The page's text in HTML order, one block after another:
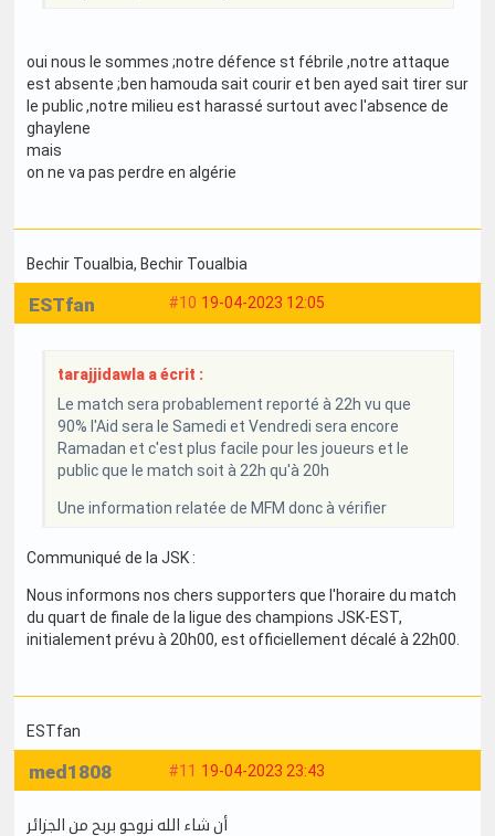
oui nous le sommes ;notre défence st fébrile ,notre attaque
est absente ;ben hamouda sait courir et ben ayed sait tirer sur
le public ,notre milieu est harassé surtout avec l'absence de
ghaylene
mais
on ne va pas perdre en algérie
Bechir Toualbia, Bechir Toualbia
#10 19-04-2023 12:05
ESTfan
tarajjidawla a écrit :
Le match sera probablement reporté à 22h vu que
90% l'Aid sera le Samedi et Vendredi sera encore
Ramadan et c'est plus facile pour les joueurs et le
public que le match soit à 22h qu'à 20h
Une information relatée de MFM donc à vérifier
Communiqué de la JSK :
Nous informons nos chers supporters que l'horaire du match
du quart de finale de la ligue des champions JSK-EST,
initialement prévu à 20h00, est officiellement décalé à 22h00.
ESTfan
#11 19-04-2023 23:43
med1808
أن شاء الله نروحو بربح من الجزائر